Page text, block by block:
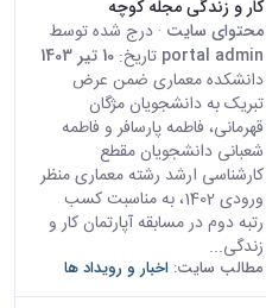
کار و زندگی مجله کوچه
محتوای سایت · درج شده توسط
portal admin تاریخ:10 تیر 1403
دانشکده معماری ضمن عرض
تبریک به دانشجویان مژگان
قهرمانی، فاطمه پارسافر و فاطمه
شعبانی دانشجویان مقطع
کارشناسی ارشد رشته معماری منظر
ورودی 1402، به مناسبت کسب
رتبه دوم در مسابقه آپارتمان کار و
زندگی...
مطالب سایت: اخبار و رویداد ها